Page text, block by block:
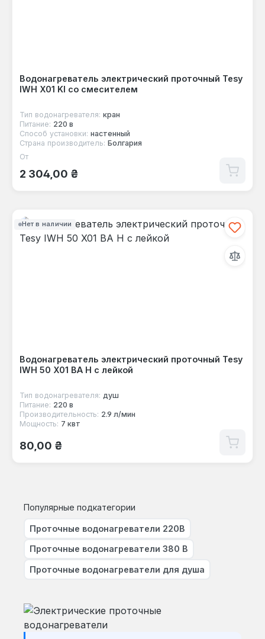
Водонагреватель электрический проточный Tesy
IWH X01 KI со смесителем
Тип водонагревателя: кран
Питание: 220 в
Способ установки: настенный
Страна производитель: Болгария
Обычная цена:
От
2 304,00 ₴
Нет в наличии
Водонагреватель электрический проточный Tesy
IWH 50 X01 BA H с лейкой
Тип водонагревателя: душ
Питание: 220 в
Производительность: 2.9 л/мин
Мощность: 7 квт
Обычная цена:
80,00 ₴
Популярные подкатегории
Проточные водонагреватели 220В
Проточные водонагреватели 380 В
Проточные водонагреватели для душа